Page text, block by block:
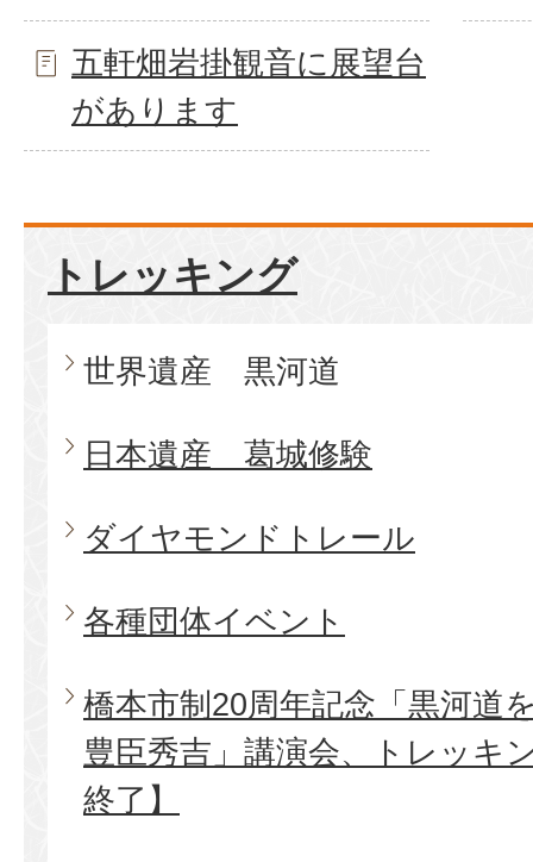
五軒畑岩掛観音に展望台
があります
トレッキング
世界遺産 黒河道
日本遺産 葛城修験
ダイヤモンドトレール
各種団体イベント
橋本市制20周年記念「黒河道
豊臣秀吉」講演会、トレッキ
終了】